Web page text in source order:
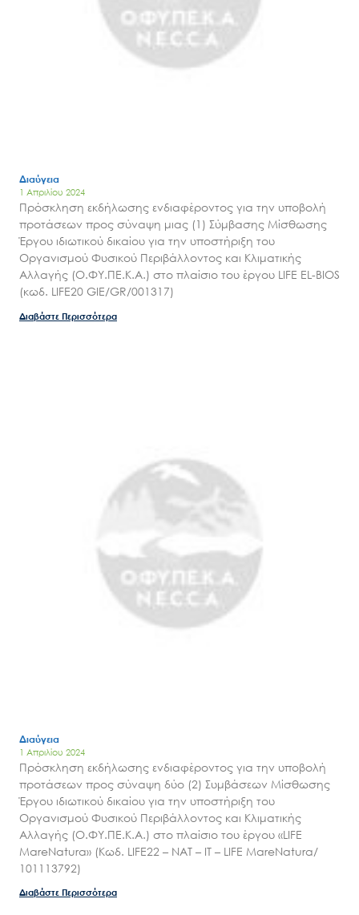
Ο.ΦΥ.ΠΕ.Κ.Α.
Νέα – Δημοσιότητα
Άξονες δράσης
Μ.Δ.Π.Π.
Έργα
Εισιτήρια
Επικοινωνία
Διαύγεια
1 Απριλίου 2024
Πρόσκληση εκδήλωσης ενδιαφέροντος για την υποβολή
προτάσεων προς σύναψη μιας (1) Σύμβασης Μίσθωσης
Έργου ιδιωτικού δικαίου για την υποστήριξη του
Οργανισμού Φυσικού Περιβάλλοντος και Κλιματικής
Αλλαγής (Ο.ΦΥ.ΠΕ.Κ.Α.) στο πλαίσιο του έργου LIFE EL-BIOS
(κωδ. LIFE20 GIE/GR/001317)
Διαβάστε Περισσότερα
Διαύγεια
1 Απριλίου 2024
Πρόσκληση εκδήλωσης ενδιαφέροντος για την υποβολή
προτάσεων προς σύναψη δύο (2) Συμβάσεων Μίσθωσης
Έργου ιδιωτικού δικαίου για την υποστήριξη του
Οργανισμού Φυσικού Περιβάλλοντος και Κλιματικής
Αλλαγής (Ο.ΦΥ.ΠΕ.Κ.Α.) στο πλαίσιο του έργου «LIFE
MareNatura» (Κωδ. LIFE22 – NAT – IT – LIFE MareNatura/
101113792)
Διαβάστε Περισσότερα